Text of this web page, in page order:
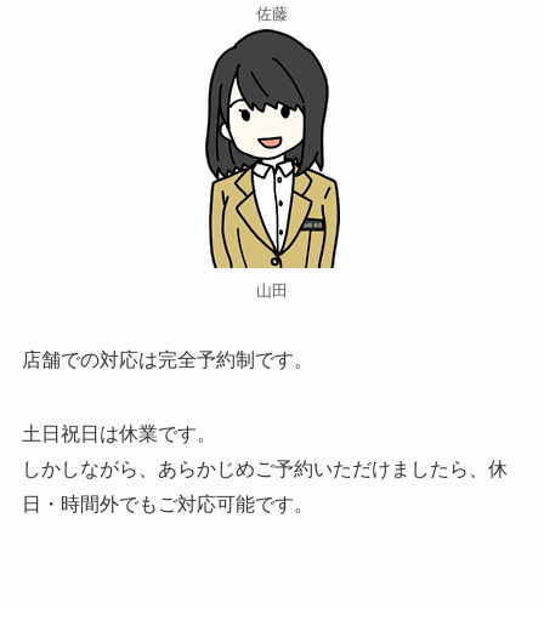
佐藤
山田
店舗での対応は完全予約制です。
土日祝日は休業です。
しかしながら、あらかじめご予約いただけましたら、休
日・時間外でもご対応可能です。